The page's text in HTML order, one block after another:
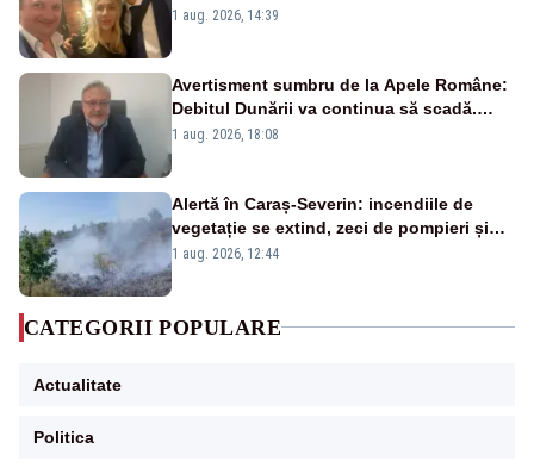
Păcuraru explică decizia magistraților
1 aug. 2026, 14:39
Avertisment sumbru de la Apele Române:
Debitul Dunării va continua să scadă.
Cernavodă s-ar putea închide în 4 zile
1 aug. 2026, 18:08
Alertă în Caraș-Severin: incendiile de
vegetație se extind, zeci de pompieri și
silvicultori se luptă cu flăcările - VIDEO
1 aug. 2026, 12:44
CATEGORII POPULARE
Actualitate
Politica